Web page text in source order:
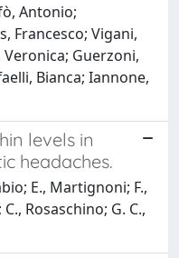
Antonio;
Francesco; Vigani,
Veronica; Guerzoni,
Bianca; Iannone,
levels in
headaches.
E., Martignoni; F.,
Rosaschino; G. C.,